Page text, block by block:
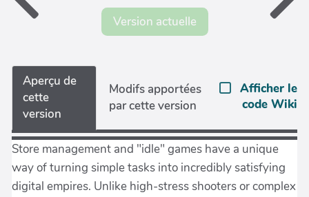
Version actuelle
Aperçu de
cette
version
Modifs apportées
par cette version
Afficher le
code Wiki